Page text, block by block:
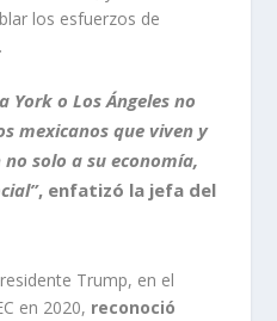
los esfuerzos de
York o Los Ángeles no
mexicanos que viven y
solo a su economía,
, enfatizó la jefa del
Trump, en el
en 2020, reconoció